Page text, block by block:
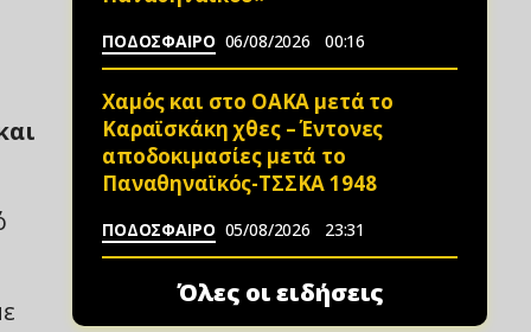
ΠΟΔΟΣΦΑΙΡΟ 06/08/2026 00:16
Χαμός και στο ΟΑΚΑ μετά το
Καραϊσκάκη χθες – Έντονες
αποδοκιμασίες μετά το
Παναθηναϊκός-ΤΣΣΚΑ 1948
ΠΟΔΟΣΦΑΙΡΟ 05/08/2026 23:31
Όλες οι ειδήσεις